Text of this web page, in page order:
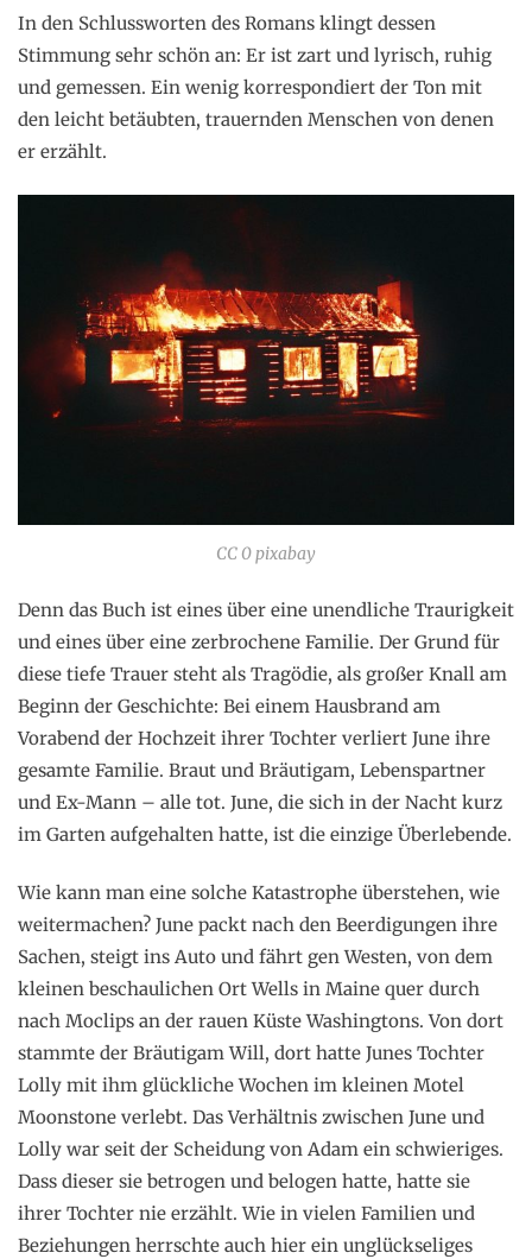
In den Schlussworten des Romans klingt dessen
Stimmung sehr schön an: Er ist zart und lyrisch, ruhig
und gemessen. Ein wenig korrespondiert der Ton mit
den leicht betäubten, trauernden Menschen von denen
er erzählt.
CC 0 pixabay
Denn das Buch ist eines über eine unendliche Traurigkeit
und eines über eine zerbrochene Familie. Der Grund für
diese tiefe Trauer steht als Tragödie, als großer Knall am
Beginn der Geschichte: Bei einem Hausbrand am
Vorabend der Hochzeit ihrer Tochter verliert June ihre
gesamte Familie. Braut und Bräutigam, Lebenspartner
und Ex-Mann – alle tot. June, die sich in der Nacht kurz
im Garten aufgehalten hatte, ist die einzige Überlebende.
Wie kann man eine solche Katastrophe überstehen, wie
weitermachen? June packt nach den Beerdigungen ihre
Sachen, steigt ins Auto und fährt gen Westen, von dem
kleinen beschaulichen Ort Wells in Maine quer durch
nach Moclips an der rauen Küste Washingtons. Von dort
stammte der Bräutigam Will, dort hatte Junes Tochter
Lolly mit ihm glückliche Wochen im kleinen Motel
Moonstone verlebt. Das Verhältnis zwischen June und
Lolly war seit der Scheidung von Adam ein schwieriges.
Dass dieser sie betrogen und belogen hatte, hatte sie
ihrer Tochter nie erzählt. Wie in vielen Familien und
Beziehungen herrschte auch hier ein unglückseliges